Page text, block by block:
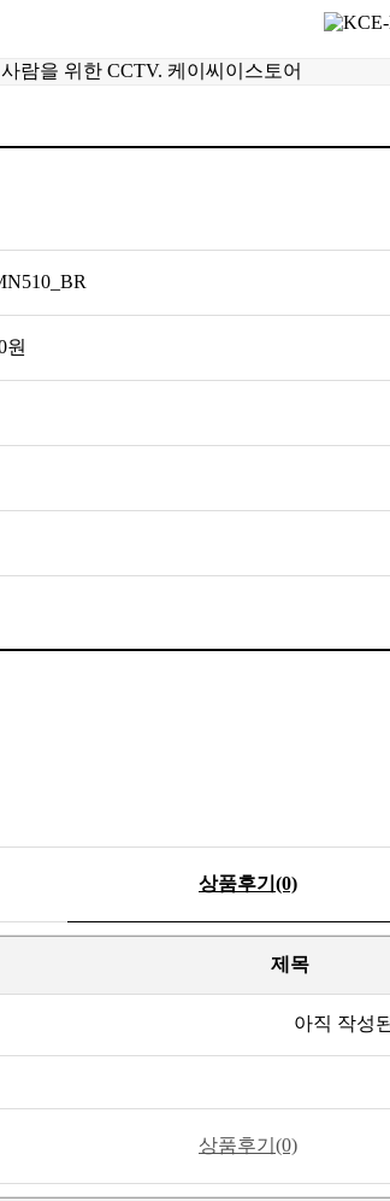
람을 위한 CCTV. 케이씨이스토어
원
상품후기(0)
제목
아직 작성
상품후기(0)